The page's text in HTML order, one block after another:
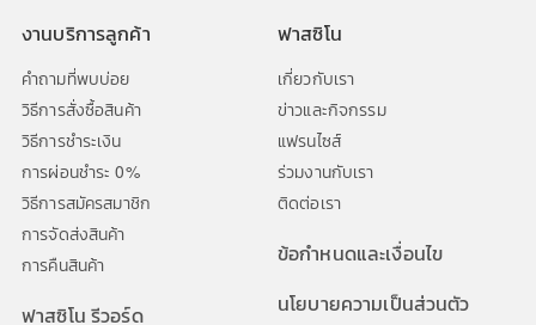
งานบริการลูกค้า
คำถามที่พบบ่อย
วิธีการสั่งซื้อสินค้า
วิธีการชำระเงิน
การผ่อนชำระ 0%
วิธีการสมัครสมาชิก
การจัดส่งสินค้า
การคืนสินค้า
ฟาสซิโน รีวอร์ด
ฟาสซิโน
เกี่ยวกับเรา
ข่าวและกิจกรรม
แฟรนไซส์
ร่วมงานกับเรา
ติดต่อเรา
ข้อกำหนดและเงื่อนไข
นโยบายความเป็นส่วนตัว